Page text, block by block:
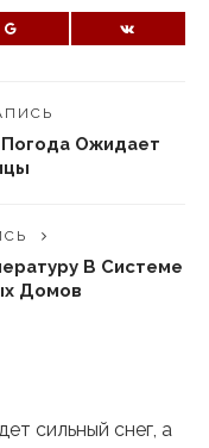
Погода Ожидает
В Системе
Домов